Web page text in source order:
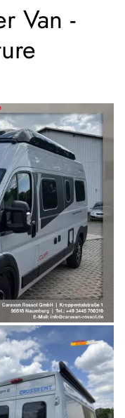
Van -